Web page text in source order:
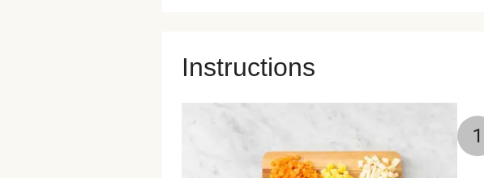
Instructions
1